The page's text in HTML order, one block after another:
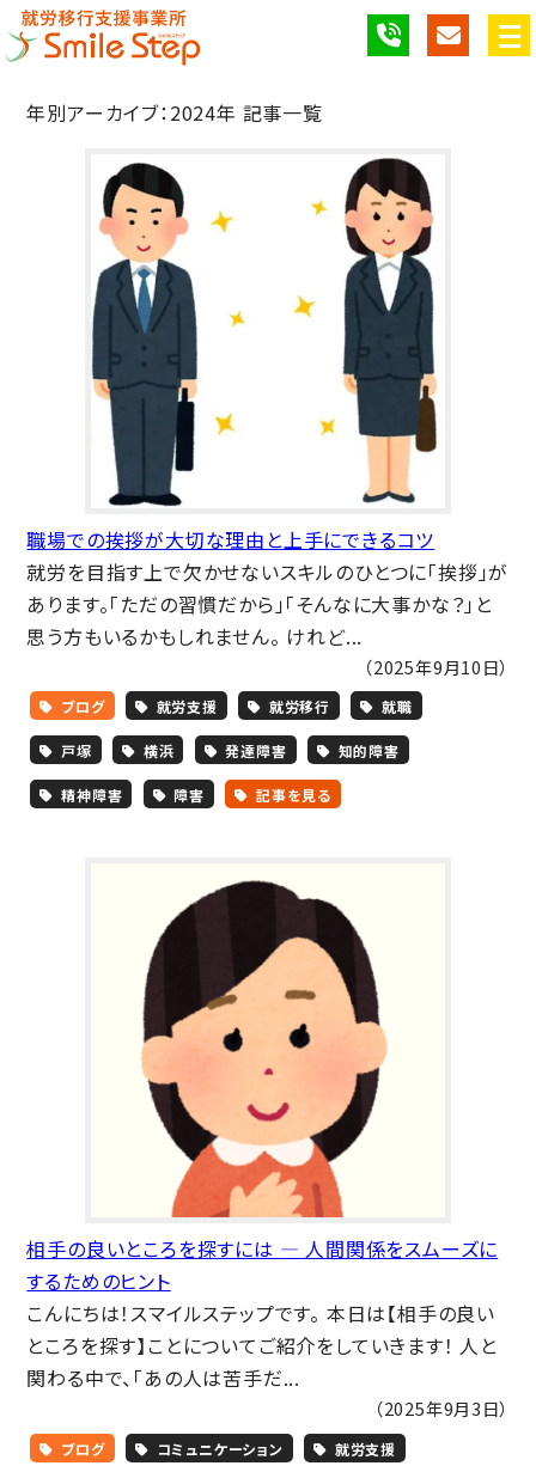
年別アーカイブ：2024年 記事一覧
職場での挨拶が大切な理由と上手にできるコツ
就労を目指す上で欠かせないスキルのひとつに「挨拶」が
あります。「ただの習慣だから」「そんなに大事かな？」と
思う方もいるかもしれません。 けれど...
（2025年9月10日）
ブログ 就労支援 就労移行 就職
戸塚 横浜 発達障害 知的障害
精神障害 障害 記事を見る
相手の良いところを探すには ― 人間関係をスムーズに
するためのヒント
こんにちは！スマイルステップです。 本日は【相手の良い
ところを探す】ことについてご紹介をしていきます！ 人と
関わる中で、「あの人は苦手だ...
（2025年9月3日）
ブログ コミュニケーション 就労支援